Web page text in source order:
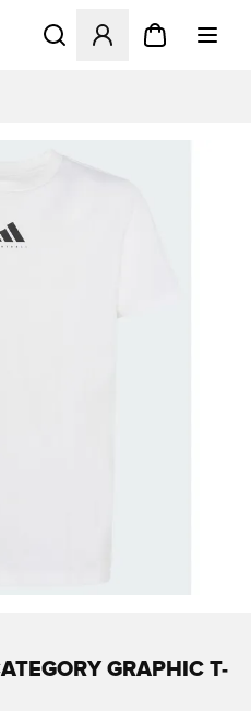
Åbner en Modal til at
GRAPHIC T-